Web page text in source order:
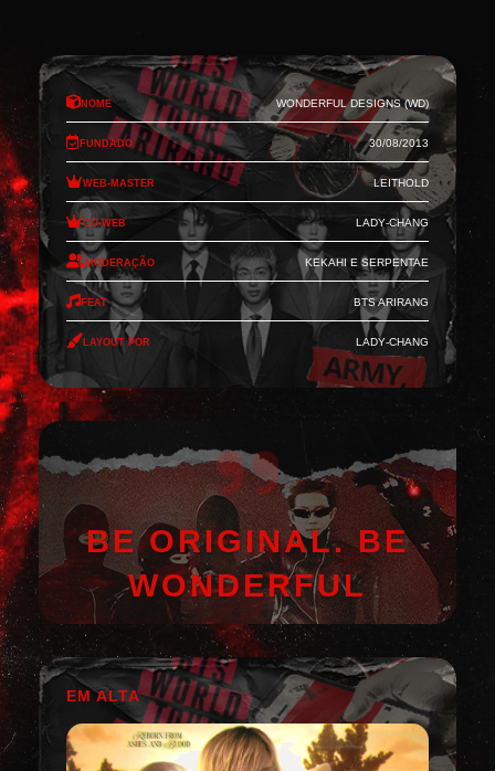
Nome Wonderful Designs (WD)
Fundado 30/08/2013
Web-Master Leithold
Co-Web Lady-Chang
Moderação Kekahi e Serpentae
Feat BTS Arirang
Layout por Lady-Chang
BE ORIGINAL. BE
WONDERFUL
EM ALTA